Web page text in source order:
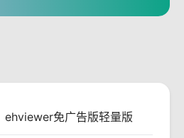
ehviewer免广告版轻量版